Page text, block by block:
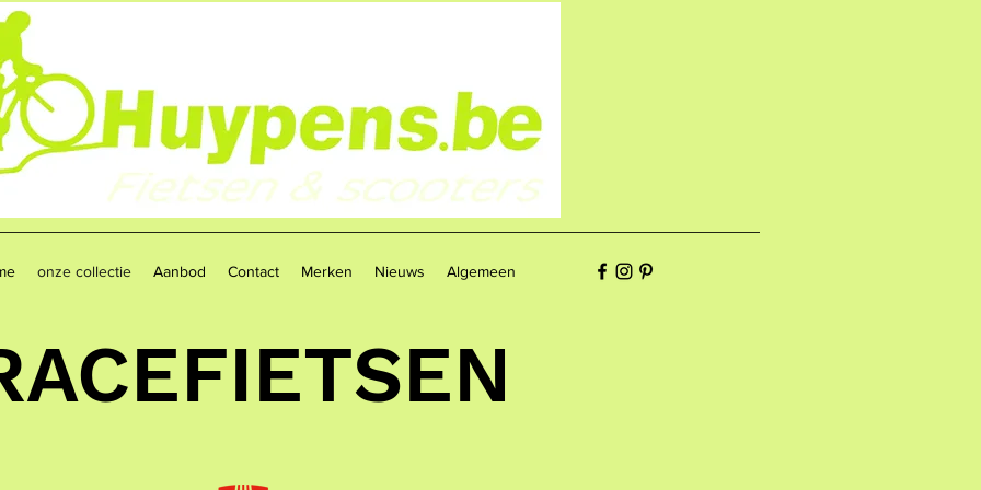
onze collectie Aanbod Contact Merken Nieuws Algemeen